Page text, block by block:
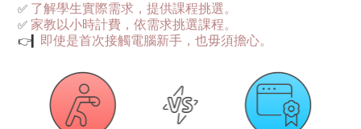
✅ 了解學生實際需求，提供課程挑選。
✅ 家教以小時計費， 依需求挑選課程。
👉▎ 即使是首次接觸電腦新手，也毋須擔心。